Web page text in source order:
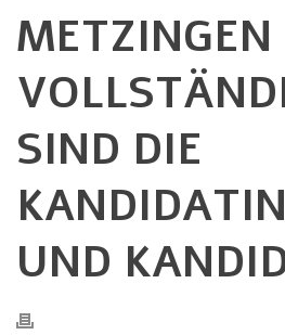
METZINGEN
SIND DIE
UND